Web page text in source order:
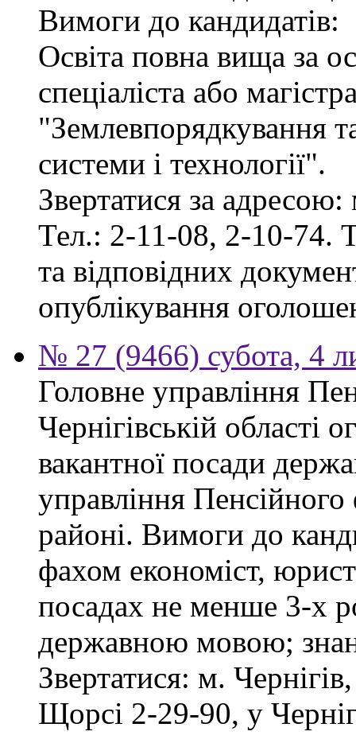
Вимоги до кандидатів:
Освіта повна вища за
спеціаліста або
"Землевпорядкування
системи і технології".
Звертатися за
Тел.: 2-11-08, 2-10-74.
та відповідних
опублікування
№ 27 (9466) субота, 4
Головне управління
Чернігівській області
вакантної посади
управління
районі. Вимоги до
фахом економіст,
посадах не менше 3-х
державною мовою;
Звертатися: м.
Щорсі 2-29-90, у